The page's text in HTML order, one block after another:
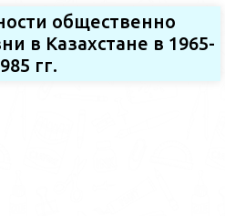
общественно
в Казахстане в 1965-
гг.